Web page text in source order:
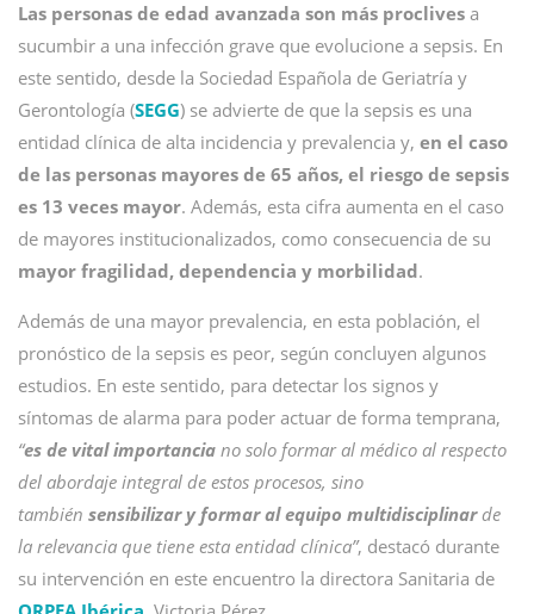
Las personas de edad avanzada son más proclives a
sucumbir a una infección grave que evolucione a sepsis. En
este sentido, desde la Sociedad Española de Geriatría y
Gerontología (SEGG) se advierte de que la sepsis es una
entidad clínica de alta incidencia y prevalencia y, en el caso
de las personas mayores de 65 años, el riesgo de sepsis
es 13 veces mayor. Además, esta cifra aumenta en el caso
de mayores institucionalizados, como consecuencia de su
mayor fragilidad, dependencia y morbilidad.
Además de una mayor prevalencia, en esta población, el
pronóstico de la sepsis es peor, según concluyen algunos
estudios. En este sentido, para detectar los signos y
síntomas de alarma para poder actuar de forma temprana,
“es de vital importancia no solo formar al médico al respecto
del abordaje integral de estos procesos, sino
también sensibilizar y formar al equipo multidisciplinarde
la relevancia que tiene esta entidad clínica”, destacó durante
su intervención en este encuentro la directora Sanitaria de